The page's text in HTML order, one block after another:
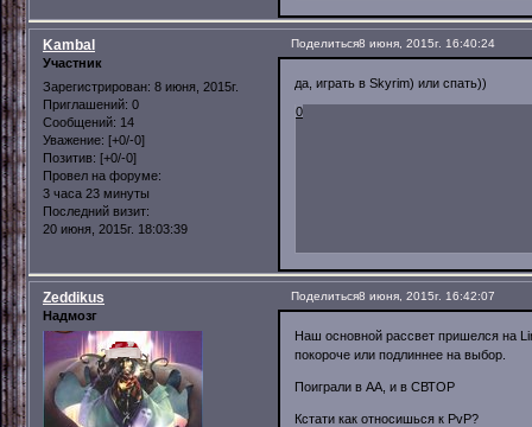
Поделиться8 июня, 2015г. 16:40:24
Kambal
Участник
Зарегистрирован: 8 июня, 2015г.
Приглашений: 0
Сообщений: 14
Уважение: [+0/-0]
Позитив: [+0/-0]
Провел на форуме:
3 часа 23 минуты
Последний визит:
20 июня, 2015г. 18:03:39
да, играть в Skyrim) или спать))
0
Поделиться8 июня, 2015г. 16:42:07
Zeddikus
Надмозг
Наш основной рассвет пришелся на
покороче или подлиннее на выбор.
Поиграли в АА, и в СВТОР
Кстати как относишься к PvP?